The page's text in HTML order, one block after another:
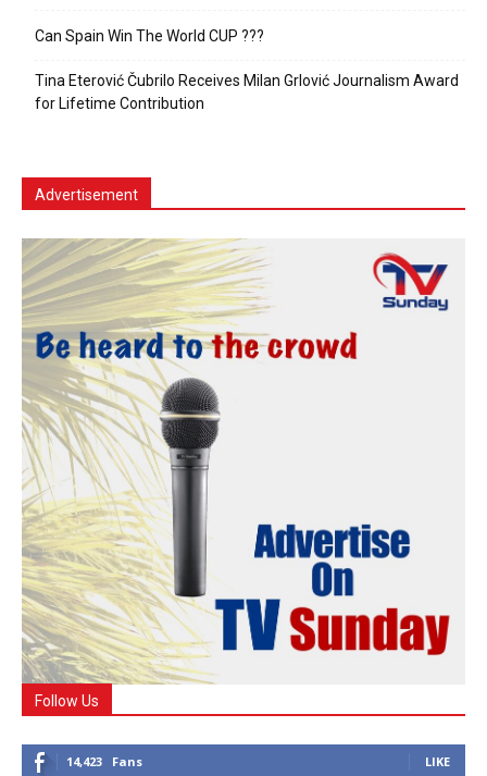
Can Spain Win The World CUP ???
Tina Eterović Čubrilo Receives Milan Grlović Journalism Award
for Lifetime Contribution
Advertisement
Follow Us
14,423 Fans LIKE